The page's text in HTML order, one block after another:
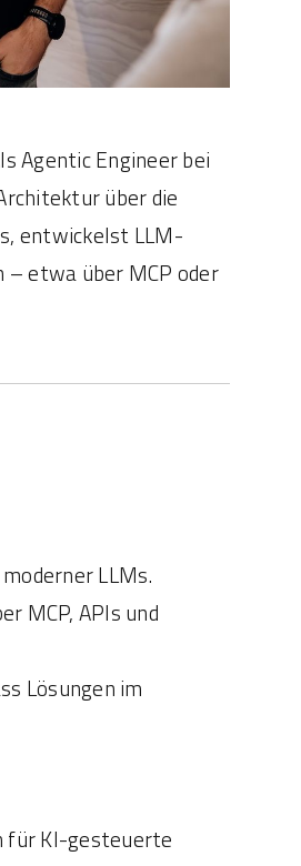
Agentic Engineer bei
über die
entwickelst LLM-
etwa über MCP oder
LLMs.
MCP, APIs und
Lösungen im
für KI-gesteuerte